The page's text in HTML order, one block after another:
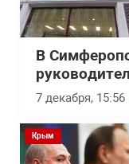
В
7 декабря, 15:56
Крым